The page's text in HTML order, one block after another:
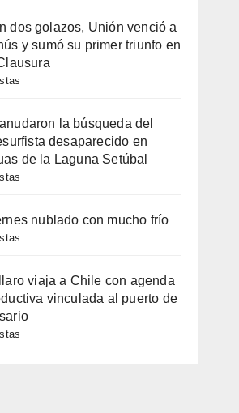
dos golazos, Unión venció a
y sumó su primer triunfo en
la búsqueda del
desaparecido en
de la Laguna Setúbal
nublado con mucho frío
viaja a Chile con agenda
vinculada al puerto de